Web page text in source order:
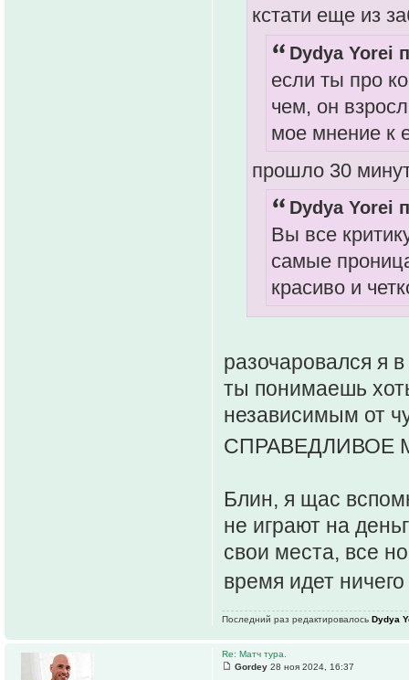
кстати еще из
Dydya Yorei
если ты про
чем, он
мое мнение к
прошло 30
Dydya Yorei
Вы все
самые
красиво и
разочаровался я
ты понимаешь
независимым от
СПРАВЕДЛИВОЕ
Блин, я щас
не играют на
свои места, все
время идет
Последний раз редактировалось Dydya
Re: Матч тура.
Gordey 28 ноя 2024, 16:37